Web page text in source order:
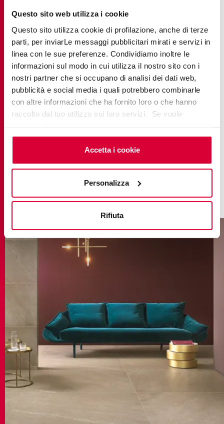
Questo sito web utilizza i cookie
Questo sito utilizza cookie di profilazione, anche di terze
parti, per inviarLe messaggi pubblicitari mirati e servizi in
linea con le sue preferenze. Condividiamo inoltre le
informazioni sul modo in cui utilizza il nostro sito con i
nostri partner che si occupano di analisi dei dati web,
pubblicità e social media i quali potrebbero combinarle
con altre informazioni che ha fornito loro o che hanno
raccolto dal tuo utilizzo sui loro servizi. Se vuole
cookieclicchi qui. Il consenso può essere espresso
cliccando sul tasto “Accetta i cookie”. Se non vuole i
cookie di profilazione può negare il consenso sul tasto
Accetta i cookie
Personalizza
Rifiuta
neutrale Leinwand, die mit Accessoires in
verschiedenen Farben und Texturen bereichert
werden kann.
Erdige Farbtöne
Von Hellbraun bis Terrakotta rufen diese Farbtöne
sofort ein Gefühl von Wärme und Behaglichkeit
hervor. Kombiniert man sie mit Feinsteinzeug mit
Steineffekt, entsteht im Wohnzimmer ein
organisches und erdiges Gefühl.